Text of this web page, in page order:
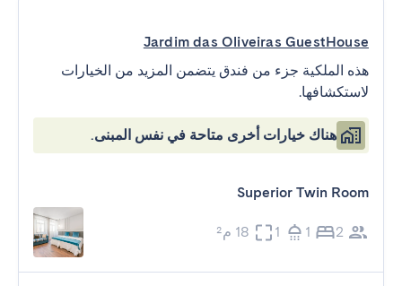
Jardim das Oliveiras GuestHouse
هذه الملكية جزء من فندق يتضمن المزيد من الخيارات
لاستكشافها.
هناك خيارات أخرى متاحة في نفس المبنى.
Superior Twin Room
2
1
1 18 م²